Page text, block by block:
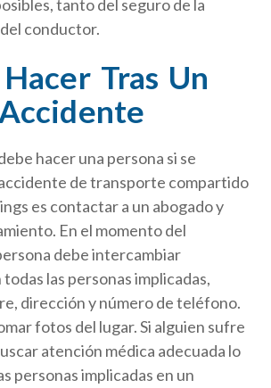
tanto del seguro de la
conductor.
Tras Un
Accidente
hacer una persona si se
de transporte compartido
es contactar a un abogado y
En el momento del
debe intercambiar
las personas implicadas,
dirección y número de teléfono.
fotos del lugar. Si alguien sufre
atención médica adecuada lo
personas implicadas en un